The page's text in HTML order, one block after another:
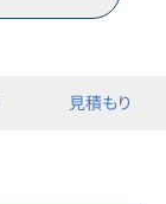
見積もり